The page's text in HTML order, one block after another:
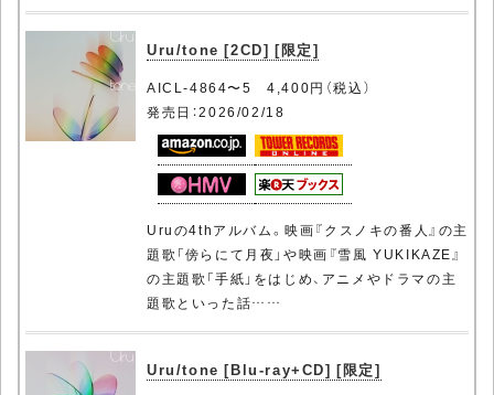
Uru/tone [2CD] [限定]
AICL-4864〜5 4,400円（税込）
発売日：2026/02/18
Uruの4thアルバム。映画『クスノキの番人』の主
題歌「傍らにて月夜」や映画『雪風 YUKIKAZE』
の主題歌「手紙」をはじめ、アニメやドラマの主
題歌といった話……
Uru/tone [Blu-ray+CD] [限定]